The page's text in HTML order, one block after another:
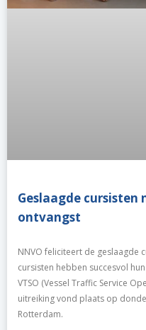
Geslaagde cursisten
ontvangst
NNVO feliciteert de geslaagde
cursisten hebben succesvol
VTSO (Vessel Traffic Service
uitreiking vond plaats op
Rotterdam.